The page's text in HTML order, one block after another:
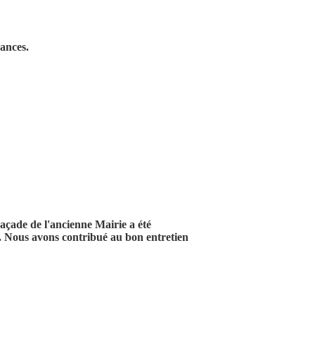
de l'ancienne Mairie a été
Nous avons contribué au bon entretien